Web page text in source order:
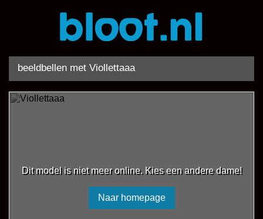
beeldbellen met Viollettaaa
Dit model is niet meer online. Kies een andere dame!
Naar homepage